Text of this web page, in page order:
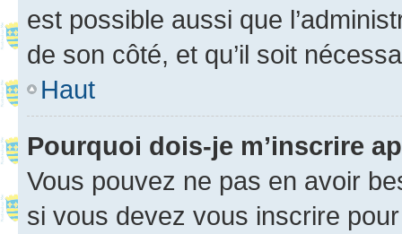
est possible aussi que
de son côté, et qu’il soit
Haut
Pourquoi dois-je m’inscrire
Vous pouvez ne pas en avoir
si vous devez vous inscrire